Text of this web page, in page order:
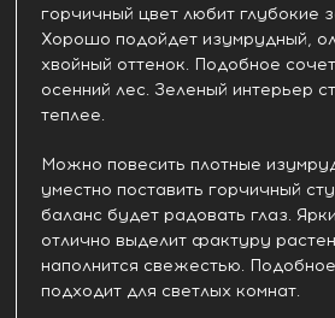
горчичный цвет любит глубокие
Хорошо подойдет изумрудный,
хвойный оттенок. Подобное
осенний лес. Зеленый интерьер
теплее.
Можно повесить плотные
уместно поставить горчичный
баланс будет радовать глаз.
отлично выделит фактуру
наполнится свежестью.
подходит для светлых комнат.